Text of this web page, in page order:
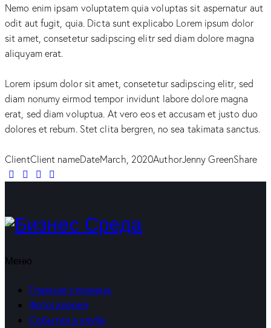
Nemo enim ipsam voluptatem quia voluptas sit aspernatur aut
odit aut fugit, quia. Dicta sunt explicabo Lorem ipsum dolor
sit amet, consetetur sadipscing elitr sed diam dolore magna
aliquyam erat.
Lorem ipsum dolor sit amet, consetetur sadipscing elitr, sed
diam nonumy eirmod tempor invidunt labore dolore magna
erat, sed diam voluptua. At vero eos et accusam et justo duo
dolores et rebum. Stet clita bergren, no sea takimata sanctus.
ClientClient nameDateMarch, 2020AuthorJenny GreenShare
Меню
Главная страница
Фотогалерея
События в клубе